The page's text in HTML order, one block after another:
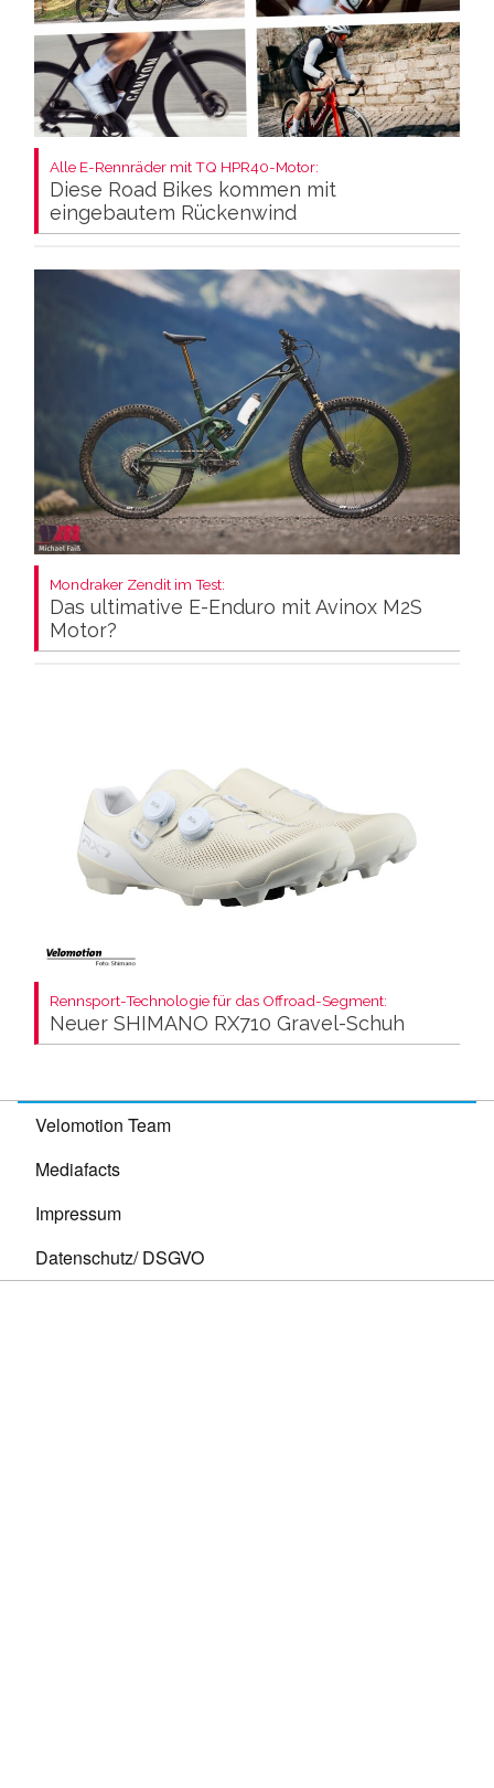
Alle E-Rennräder mit TQ HPR40-Motor:
Diese Road Bikes kommen mit
eingebautem Rückenwind
Mondraker Zendit im Test:
Das ultimative E-Enduro mit Avinox M2S
Motor?
Rennsport-Technologie für das Offroad-Segment:
Neuer SHIMANO RX710 Gravel-Schuh
Velomotion Team
Mediafacts
Impressum
Datenschutz/ DSGVO